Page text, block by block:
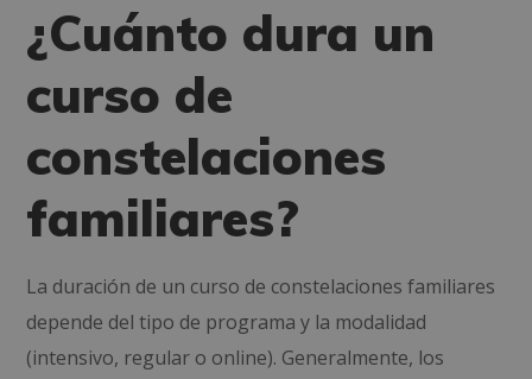
¿Cuánto dura un
curso de
constelaciones
familiares?
La duración de un curso de constelaciones familiares
depende del tipo de programa y la modalidad
(intensivo, regular o online). Generalmente, los